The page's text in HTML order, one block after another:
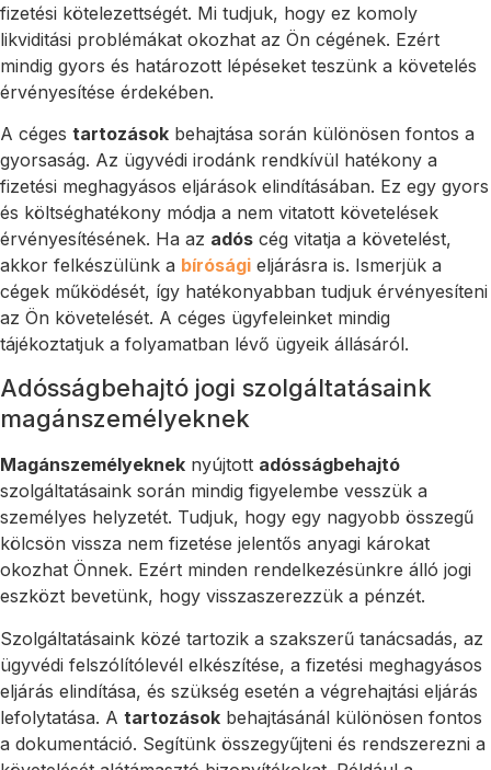
fizetési kötelezettségét. Mi tudjuk, hogy ez komoly
likviditási problémákat okozhat az Ön cégének. Ezért
mindig gyors és határozott lépéseket teszünk a követelés
érvényesítése érdekében.
A céges tartozások behajtása során különösen fontos a
gyorsaság. Az ügyvédi irodánk rendkívül hatékony a
fizetési meghagyásos eljárások elindításában. Ez egy gyors
és költséghatékony módja a nem vitatott követelések
érvényesítésének. Ha az adós cég vitatja a követelést,
akkor felkészülünk a bírósági eljárásra is. Ismerjük a
cégek működését, így hatékonyabban tudjuk érvényesíteni
az Ön követelését. A céges ügyfeleinket mindig
tájékoztatjuk a folyamatban lévő ügyeik állásáról.
Adósságbehajtó jogi szolgáltatásaink
magánszemélyeknek
Magánszemélyeknek nyújtott adósságbehajtó
szolgáltatásaink során mindig figyelembe vesszük a
személyes helyzetét. Tudjuk, hogy egy nagyobb összegű
kölcsön vissza nem fizetése jelentős anyagi károkat
okozhat Önnek. Ezért minden rendelkezésünkre álló jogi
eszközt bevetünk, hogy visszaszerezzük a pénzét.
Szolgáltatásaink közé tartozik a szakszerű tanácsadás, az
ügyvédi felszólítólevél elkészítése, a fizetési meghagyásos
eljárás elindítása, és szükség esetén a végrehajtási eljárás
lefolytatása. A tartozások behajtásánál különösen fontos
a dokumentáció. Segítünk összegyűjteni és rendszerezni a